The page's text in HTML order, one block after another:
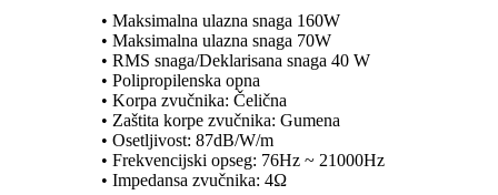
• Maksimalna ulazna snaga 160W
• Maksimalna ulazna snaga 70W
• RMS snaga/Deklarisana snaga 40 W
• Polipropilenska opna
• Korpa zvučnika: Čelična
• Zaštita korpe zvučnika: Gumena
• Osetljivost: 87dB/W/m
• Frekvencijski opseg: 76Hz ~ 21000Hz
• Impedansa zvučnika: 4Ω